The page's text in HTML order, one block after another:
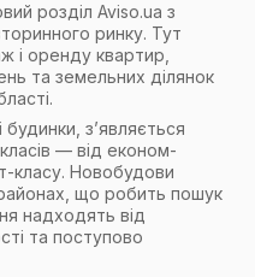
розділ Aviso.ua з
ринку. Тут
і оренду квартир,
та земельних ділянок
будинки, з’являється
— від економ-
класу. Новобудови
що робить пошук
надходять від
та поступово